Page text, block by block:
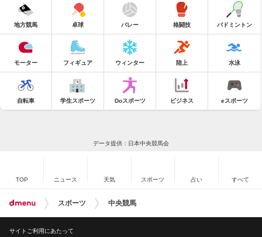
地方競馬 卓球 バレー 格闘技 バドミントン
モーター フィギュア ウィンター 陸上 水泳
自転車 学生スポーツ Doスポーツ ビジネス eスポーツ
データ提供：日本中央競馬会
TOP ニュース 天気 スポーツ 占い すべて
スポーツ 中央競馬
サイトご利用にあたって